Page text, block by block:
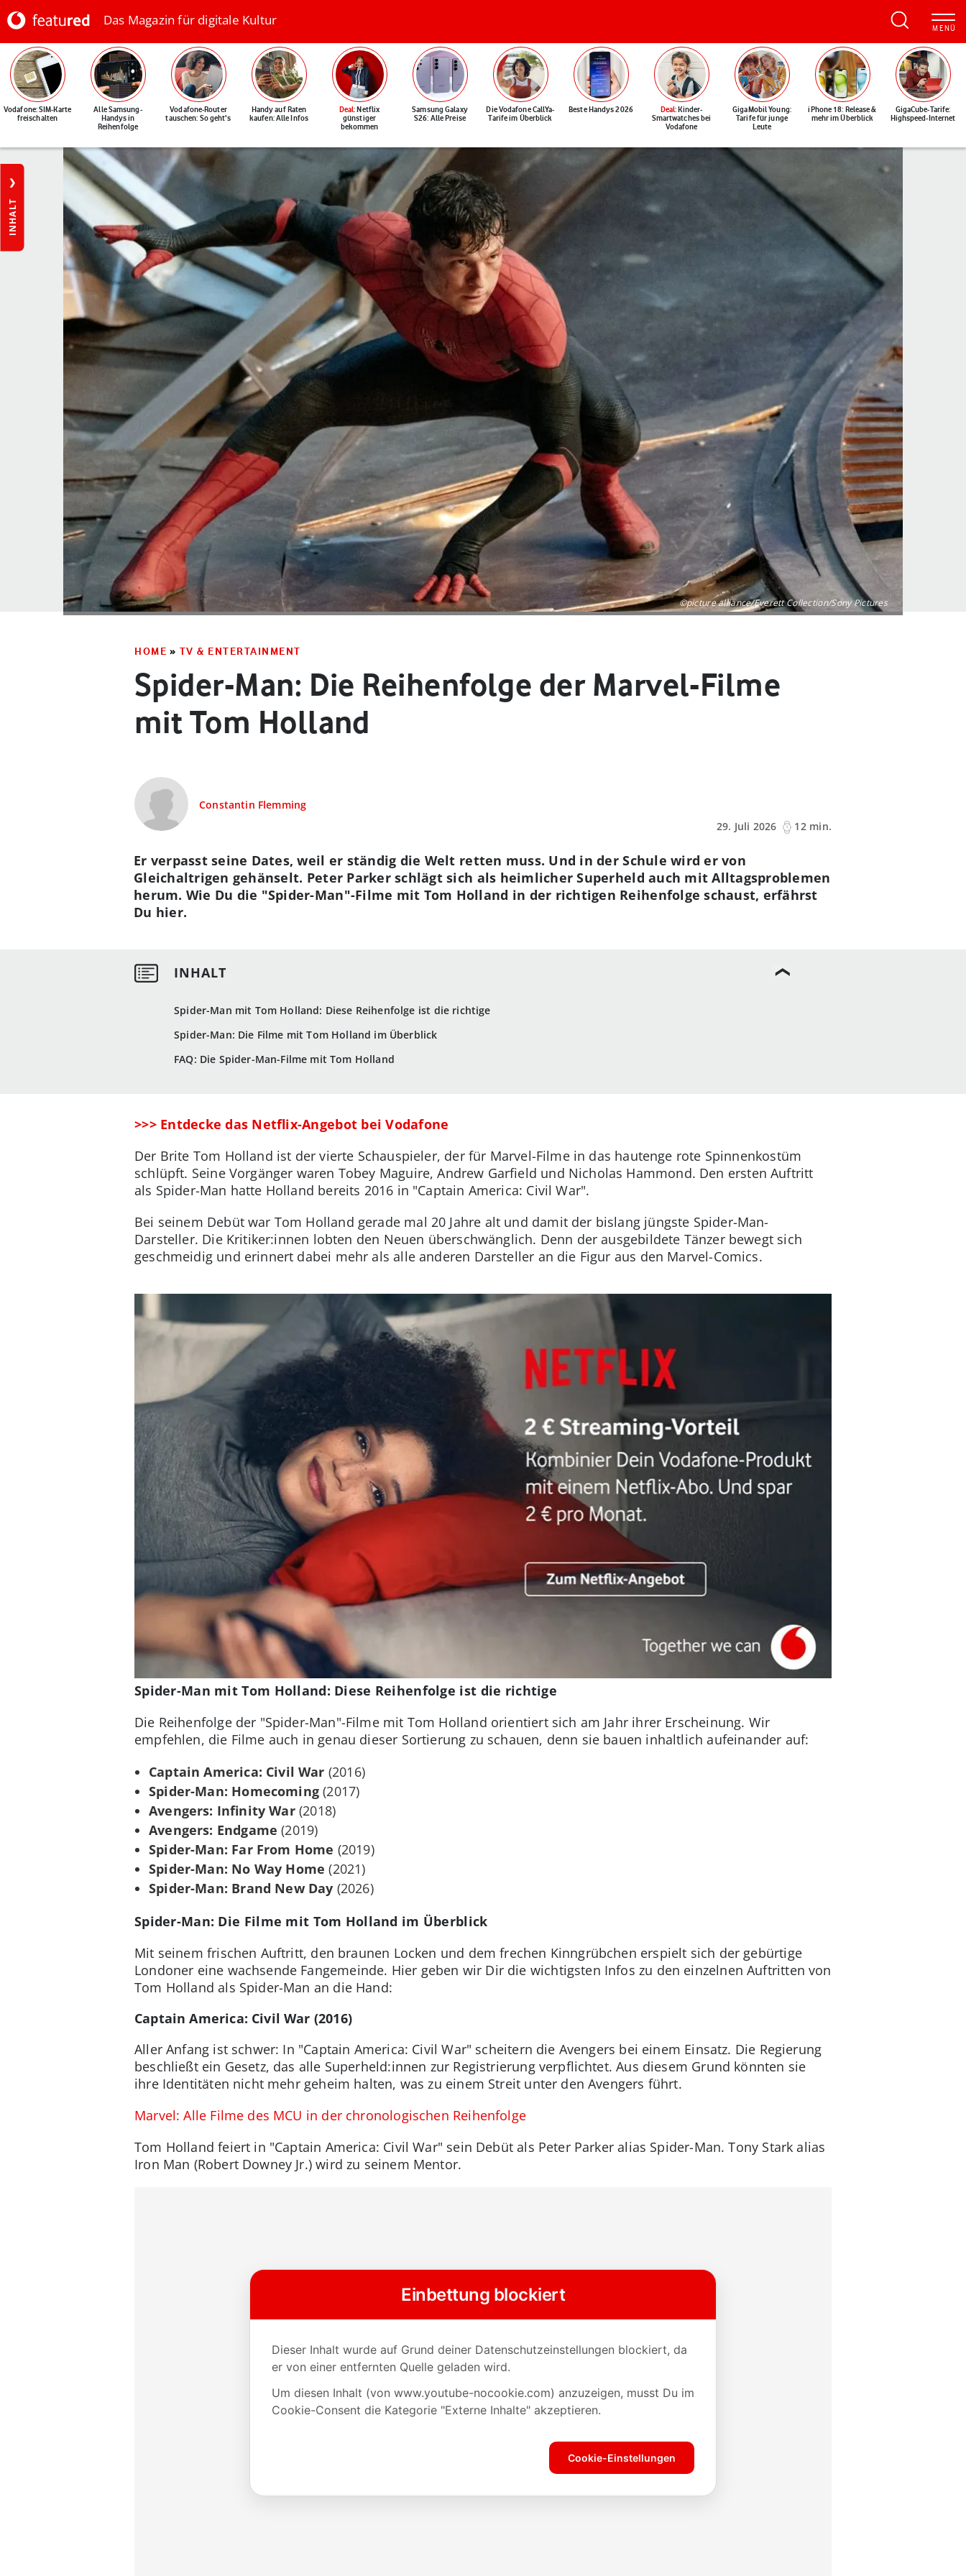
Das Magazin für digitale Kultur
Vodafone: SIM-Karte
freischalten
Alle Samsung-
Handys in
Reihenfolge
Vodafone-Router
tauschen: So geht's
Handy auf Raten
kaufen: Alle Infos
Deal: Netflix
günstiger
bekommen
Samsung Galaxy
S26: Alle Preise
Die Vodafone CallYa-
Tarife im Überblick
Beste Handys 2026 Deal: Kinder-
Smartwatches bei
Vodafone
GigaMobil Young:
Tarife für junge
Leute
iPhone 18: Release &
mehr im Überblick
GigaCube-Tarife:
Highspeed-Internet
INHALT
©picture alliance/Everett Collection/Sony Pictures
HOME » TV & ENTERTAINMENT
Spider-Man: Die Reihenfolge der Marvel-Filme
mit Tom Holland
Constantin Flemming
29. Juli 2026
12 min.
Spider-Man mit Tom Holland: Diese Reihenfolge ist die richtige
Spider-Man: Die Filme mit Tom Holland im Überblick
FAQ: Die Spider-Man-Filme mit Tom Holland
Er verpasst seine Dates, weil er ständig die Welt retten muss. Und in der Schule wird er von
Gleichaltrigen gehänselt. Peter Parker schlägt sich als heimlicher Superheld auch mit Alltagsproblemen
herum. Wie Du die "Spider-Man"-Filme mit Tom Holland in der richtigen Reihenfolge schaust, erfährst
Du hier.
>>> Entdecke das Netflix-Angebot bei Vodafone
Der Brite Tom Holland ist der vierte Schauspieler, der für Marvel-Filme in das hautenge rote Spinnenkostüm
schlüpft. Seine Vorgänger waren Tobey Maguire, Andrew Garfield und Nicholas Hammond. Den ersten Auftritt
als Spider-Man hatte Holland bereits 2016 in "Captain America: Civil War".
Bei seinem Debüt war Tom Holland gerade mal 20 Jahre alt und damit der bislang jüngste Spider-Man-
Darsteller. Die Kritiker:innen lobten den Neuen überschwänglich. Denn der ausgebildete Tänzer bewegt sich
geschmeidig und erinnert dabei mehr als alle anderen Darsteller an die Figur aus den Marvel-Comics.
Spider-Man mit Tom Holland: Diese Reihenfolge ist die richtige
Die Reihenfolge der "Spider-Man"-Filme mit Tom Holland orientiert sich am Jahr ihrer Erscheinung. Wir
empfehlen, die Filme auch in genau dieser Sortierung zu schauen, denn sie bauen inhaltlich aufeinander auf:
Captain America: Civil War (2016)
Spider-Man: Homecoming(2017)
Avengers: Infinity War(2018)
Avengers: Endgame (2019)
Spider-Man: Far From Home (2019)
Spider-Man: No Way Home (2021)
Spider-Man: Brand New Day (2026)
Spider-Man: Die Filme mit Tom Holland im Überblick
Mit seinem frischen Auftritt, den braunen Locken und dem frechen Kinngrübchen erspielt sich der gebürtige
Londoner eine wachsende Fangemeinde. Hier geben wir Dir die wichtigsten Infos zu den einzelnen Auftritten von
Tom Holland als Spider-Man an die Hand:
Captain America: Civil War (2016)
Aller Anfang ist schwer: In "Captain America: Civil War" scheitern die Avengers bei einem Einsatz. Die Regierung
beschließt ein Gesetz, das alle Superheld:innen zur Registrierung verpflichtet. Aus diesem Grund könnten sie
ihre Identitäten nicht mehr geheim halten, was zu einem Streit unter den Avengers führt.
Marvel: Alle Filme des MCU in der chronologischen Reihenfolge
Tom Holland feiert in "Captain America: Civil War" sein Debüt als Peter Parker alias Spider-Man. Tony Stark alias
Iron Man (Robert Downey Jr.) wird zu seinem Mentor.